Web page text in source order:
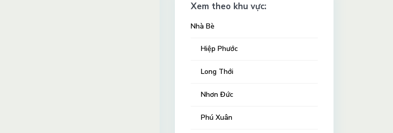
Xem theo khu vực:
Nhà Bè
Hiệp Phước
Long Thới
Nhơn Đức
Phú Xuân